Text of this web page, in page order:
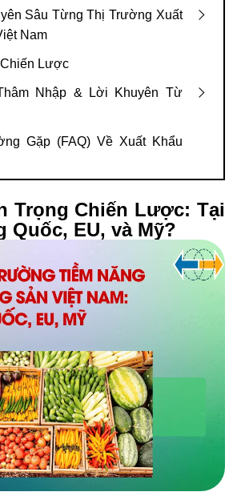
Sâu Từng Thị Trường Xuất
Nam
Lược
Nhập & Lời Khuyên Từ
Gặp (FAQ) Về Xuất Khẩu
Trọng Chiến Lược: Tại
Quốc, EU, và Mỹ?